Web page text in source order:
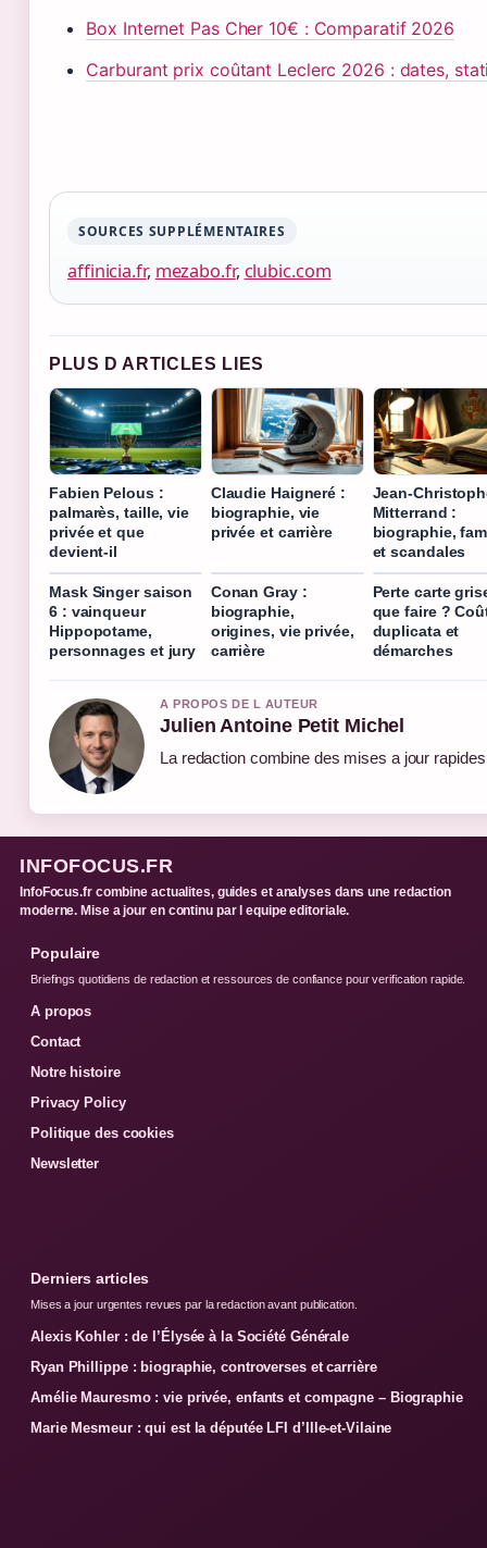
Box Internet Pas Cher 10€ : Comparatif 2026
Carburant prix coûtant Leclerc 2026 : dates,
SOURCES SUPPLÉMENTAIRES
affinicia.fr, mezabo.fr, clubic.com
PLUS D ARTICLES LIES
Fabien Pelous :
palmarès, taille, vie
privée et que
devient-il
Claudie Haigneré :
biographie, vie
privée et carrière
Jean-
Mitterrand :
biographie,
et scandales
Mask Singer saison
6 : vainqueur
Hippopotame,
personnages et jury
Conan Gray :
biographie,
origines, vie privée,
carrière
Perte carte
que faire ?
duplicata et
démarches
A PROPOS DE L AUTEUR
Julien Antoine Petit Michel
La redaction combine des mises a jour
INFOFOCUS.FR
InfoFocus.fr combine actualites, guides et analyses dans une redaction
moderne. Mise a jour en continu par l equipe editoriale.
Populaire
Briefings quotidiens de redaction et ressources de confiance pour verification rapide.
A propos
Contact
Notre histoire
Privacy Policy
Politique des cookies
Newsletter
Derniers articles
Mises a jour urgentes revues par la redaction avant publication.
Alexis Kohler : de l’Élysée à la Société Générale
Ryan Phillippe : biographie, controverses et carrière
Amélie Mauresmo : vie privée, enfants et compagne – Biographie
Marie Mesmeur : qui est la députée LFI d’Ille-et-Vilaine